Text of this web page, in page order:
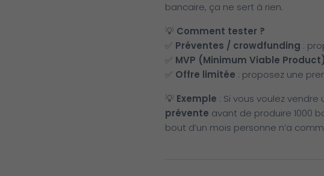
bancaire, ça ne sert à rien.
💡 Comment tester ?
✅ Préventes / crowdfunding :
✅ MVP (Minimum Viable Product)
✅ Offre limitée : proposez une
💡 Exemple : Si vous voulez vendre
prévente avant de produire 1000
bout d’un mois personne n’a